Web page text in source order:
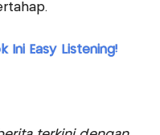
Ini Easy Listening!